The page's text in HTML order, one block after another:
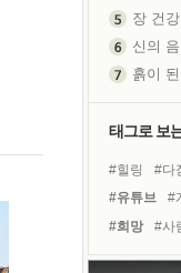
장 건
신의
태그로 보
#힐링 #다
#유튜브
#
#희망
#사